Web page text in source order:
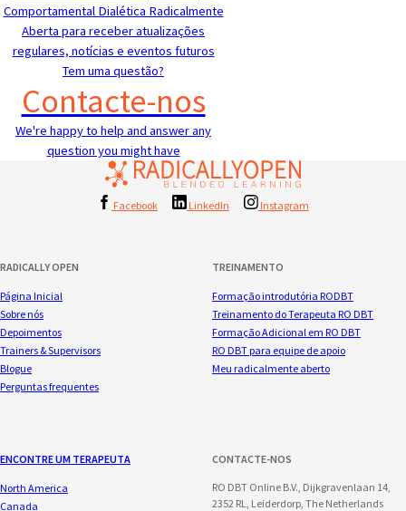
Comportamental Dialética Radicalmente
Aberta para receber atualizações
regulares, notícias e eventos futuros
Tem uma questão?
Contacte-nos
We're happy to help and answer any
question you might have
Facebook LinkedIn Instagram
RADICALLY OPEN
Página Inicial
Sobre nós
Depoimentos
Trainers & Supervisors
Blogue
Perguntas frequentes
TREINAMENTO
Formação introdutória RODBT
Treinamento do Terapeuta RO DBT
Formação Adicional em RO DBT
RO DBT para equipe de apoio
Meu radicalmente aberto
ENCONTRE UM TERAPEUTA
North America
Canada
CONTACTE-NOS
RO DBT Online B.V., Dijkgravenlaan 14,
2352 RL, Leiderdorp, The Netherlands